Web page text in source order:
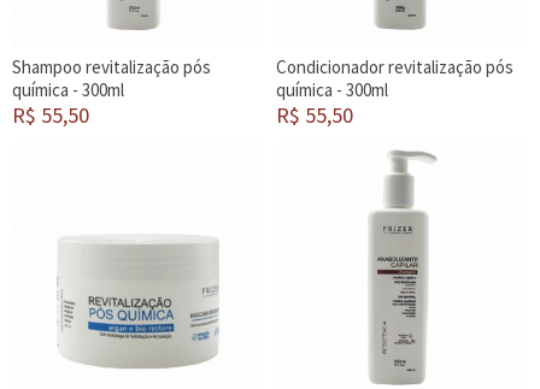
Shampoo revitalização pós
química - 300ml
R$ 55,50
Condicionador revitalização pós
química - 300ml
R$ 55,50